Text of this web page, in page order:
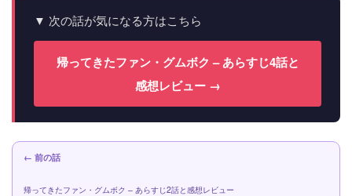
▼ 次の話が気になる方はこちら
帰ってきたファン・グムボク – あらすじ4話と
感想レビュー →
← 前の話
帰ってきたファン・グムボク – あらすじ2話と感想レビュー